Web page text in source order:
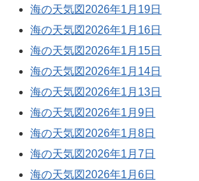
海の天気図2026年1月19日
海の天気図2026年1月16日
海の天気図2026年1月15日
海の天気図2026年1月14日
海の天気図2026年1月13日
海の天気図2026年1月9日
海の天気図2026年1月8日
海の天気図2026年1月7日
海の天気図2026年1月6日